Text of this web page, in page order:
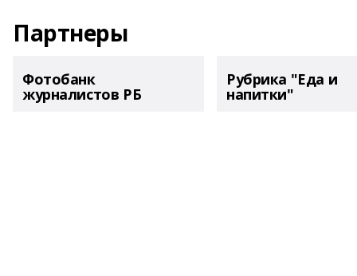
Партнеры
Фотобанк
журналистов РБ
Рубрика "Еда и
напитки"